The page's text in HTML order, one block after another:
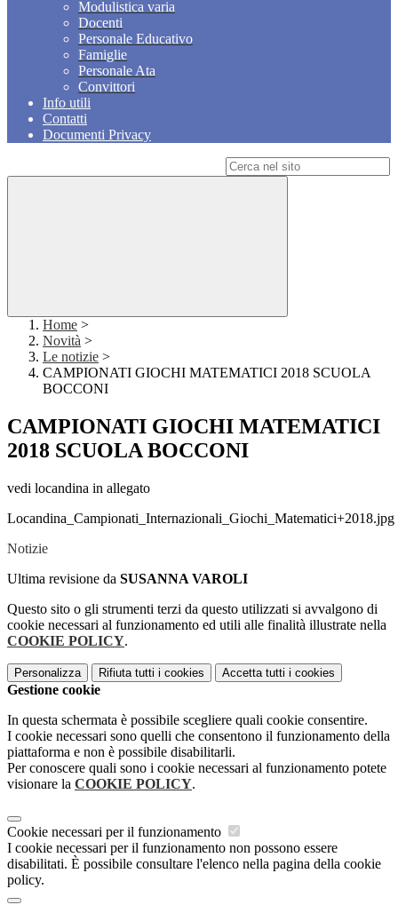
Modulistica varia
Docenti
Personale Educativo
Famiglie
Personale Ata
Convittori
Info utili
Contatti
Documenti Privacy
Home >
Novità >
Le notizie >
CAMPIONATI GIOCHI MATEMATICI 2018 SCUOLA
BOCCONI
CAMPIONATI GIOCHI MATEMATICI
2018 SCUOLA BOCCONI
vedi locandina in allegato
Locandina_Campionati_Internazionali_Giochi_Matematici+2018.jpg
Notizie
Ultima revisione da SUSANNA VAROLI
Questo sito o gli strumenti terzi da questo utilizzati si avvalgono di
cookie necessari al funzionamento ed utili alle finalità illustrate nella
COOKIE POLICY.
Personalizza Rifiuta tutti i cookies Accetta tutti i cookies
Gestione cookie
In questa schermata è possibile scegliere quali cookie consentire.
I cookie necessari sono quelli che consentono il funzionamento della
piattaforma e non è possibile disabilitarli.
Per conoscere quali sono i cookie necessari al funzionamento potete
visionare la COOKIE POLICY.
Cookie necessari per il funzionamento
I cookie necessari per il funzionamento non possono essere
disabilitati. È possibile consultare l'elenco nella pagina della cookie
policy.